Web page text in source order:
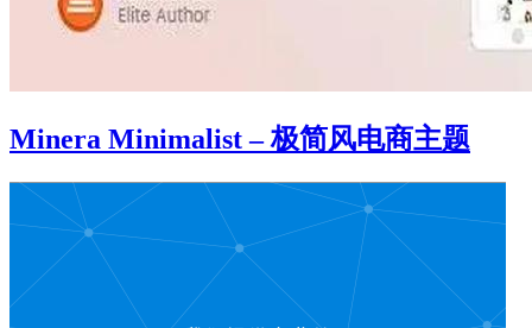
Minera Minimalist – 极简风电商主题